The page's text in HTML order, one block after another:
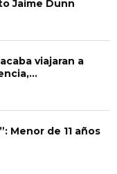
Jaime Dunn
viajaran a
Menor de 11 años